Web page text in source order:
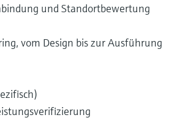
und Standortbewertung
vom Design bis zur Ausführung